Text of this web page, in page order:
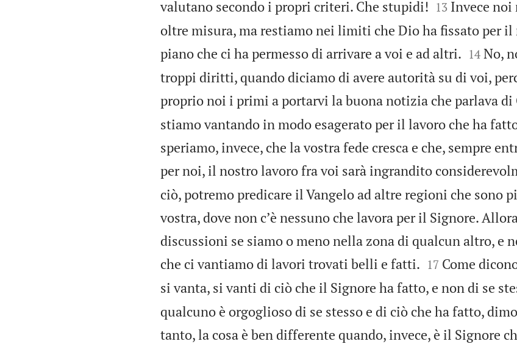
valutano secondo i propri criteri. Che stupidi!
13 Invece
oltre misura, ma restiamo nei limiti che Dio ha fissato per
piano che ci ha permesso di arrivare a voi e ad altri.
14 No,
troppi diritti, quando diciamo di avere autorità su di voi,
proprio noi i primi a portarvi la buona notizia che parlava di
stiamo vantando in modo esagerato per il lavoro che ha
speriamo, invece, che la vostra fede cresca e che, sempre
per noi, il nostro lavoro fra voi sarà ingrandito
ciò, potremo predicare il Vangelo ad altre regioni che sono
vostra, dove non cʼè nessuno che lavora per il Signore.
discussioni se siamo o meno nella zona di qualcun altro, e
che ci vantiamo di lavori trovati belli e fatti.
17 Come
si vanta, si vanti di ciò che il Signore ha fatto, e non di se
qualcuno è orgoglioso di se stesso e di ciò che ha fatto,
tanto, la cosa è ben differente quando, invece, è il Signore